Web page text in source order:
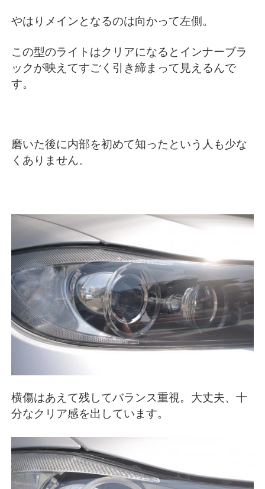
やはりメインとなるのは向かって左側。
この型のライトはクリアになるとインナーブラ
ックが映えてすごく引き締まって見えるんで
す。
磨いた後に内部を初めて知ったという人も少な
くありません。
横傷はあえて残してバランス重視。大丈夫、十
分なクリア感を出しています。